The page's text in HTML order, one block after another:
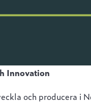
Innovation
och producera i